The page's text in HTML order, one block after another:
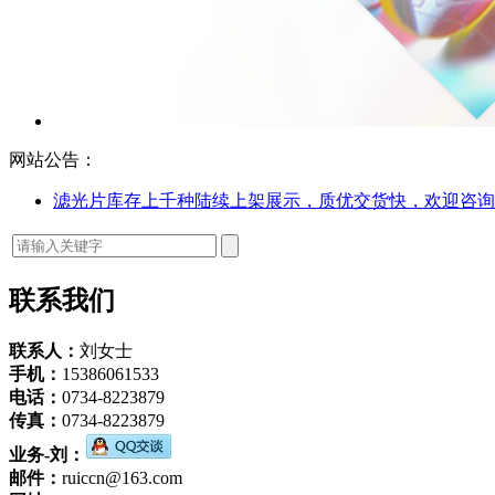
网站公告：
滤光片库存上千种陆续上架展示，质优交货快，欢迎咨
联系我们
联系人： 刘女士
手机： 15386061533
电话： 0734-8223879
传真： 0734-8223879
业务-刘：
邮件： ruiccn@163.com